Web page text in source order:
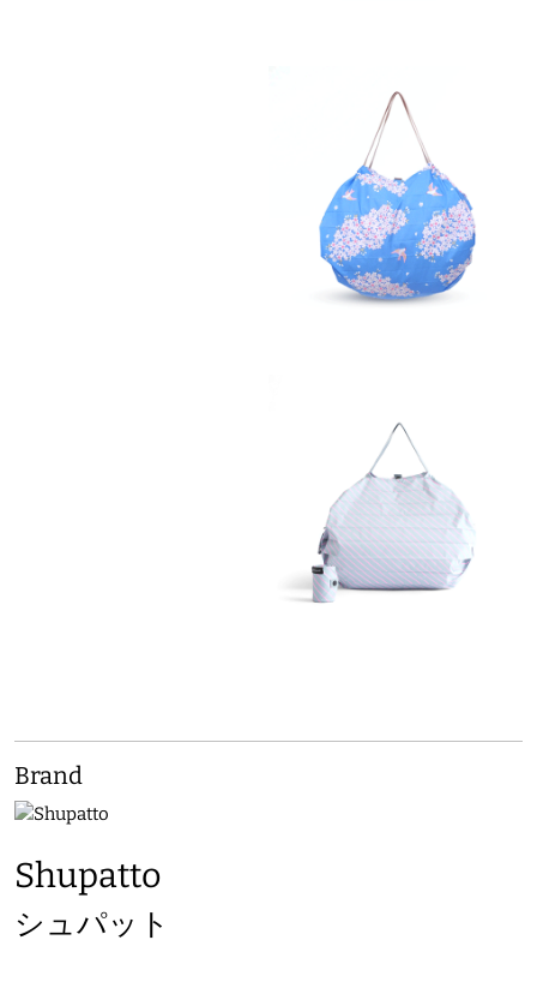
Brand
Shupatto
シュパット